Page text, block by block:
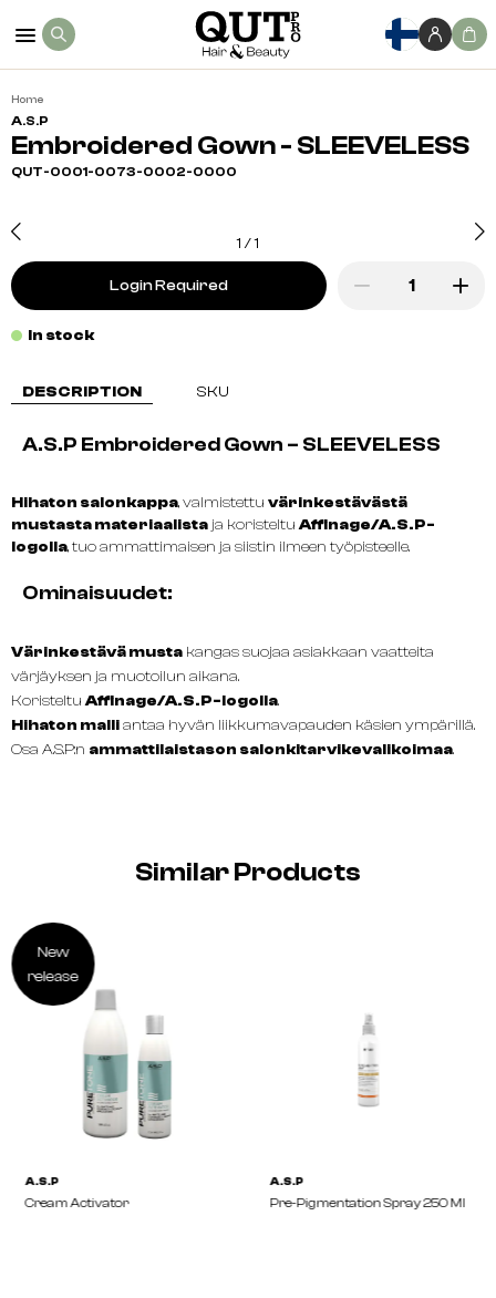
Home
A.S.P
Embroidered Gown - SLEEVELESS
QUT-0001-0073-0002-0000
1 /1
Login Required
In stock
DESCRIPTION SKU
A.S.P Embroidered Gown – SLEEVELESS
Hihaton salonkappa, valmistettu värinkestävästä
mustasta materiaalista ja koristeltuAffinage/A.S.P-
logolla, tuo ammattimaisen ja siistin ilmeen työpisteelle.
Ominaisuudet:
Värinkestävä musta kangas suojaa asiakkaan vaatteita
värjäyksen ja muotoilun aikana.
KoristeltuAffinage/A.S.P-logolla.
Hihaton malliantaa hyvän liikkumavapauden käsien ympärillä.
Osa A.S.P:n ammattilaistason salonkitarvikevalikoimaa.
Similar Products
New
release